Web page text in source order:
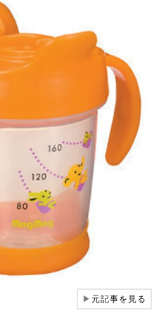
▶元記事を見る